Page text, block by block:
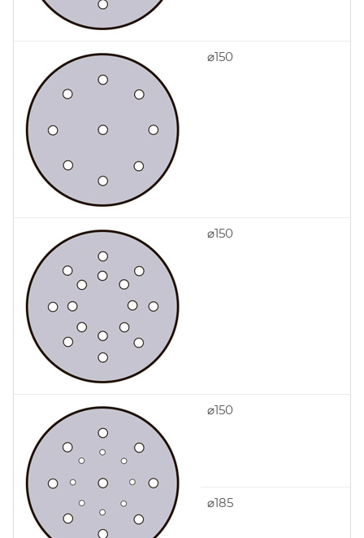
⌀150
⌀150
⌀150
⌀185